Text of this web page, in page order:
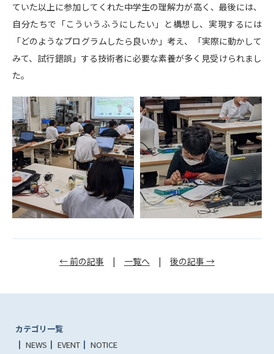
ていた以上に参加してくれた中学生の理解力が高く、最後には、
自分たちで「こういうふうにしたい」と構想し、実現するには
「どのようなプログラムしたら良いか」考え、「実際に動かして
みて、試行錯誤」する技術者に必要な素養が多く見受けられまし
た。
← 前の記事 | 一覧へ | 後の記事 →
カテゴリ一覧
NEWS
EVENT NOTICE